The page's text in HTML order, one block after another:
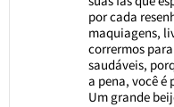
por cada
maquiagens,
corrermos
saudáveis,
a pena, você é
Um grande